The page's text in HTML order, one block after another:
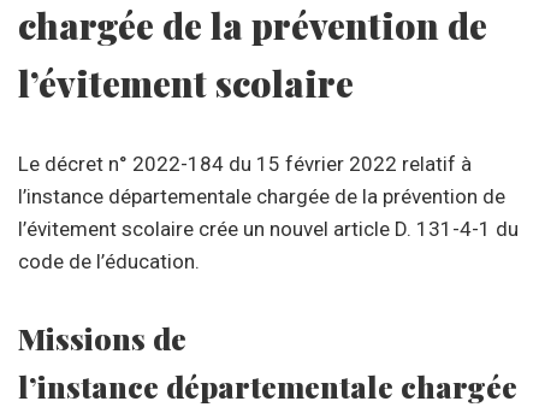
chargée de la prévention de
l’évitement scolaire
Le décret n° 2022-184 du 15 février 2022 relatif à
l’instance départementale chargée de la prévention de
l’évitement scolaire crée un nouvel article D. 131-4-1 du
code de l’éducation.
Missions de
l’instance départementale chargée